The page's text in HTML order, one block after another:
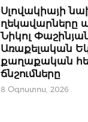
ԿԱՐԵՎՈՐԸ
Սլովակիայի
ղեկավարները
Նիկոլ
Առաքելական
քաղաքական
ճնշումները
8 Օգոստոս, 2026